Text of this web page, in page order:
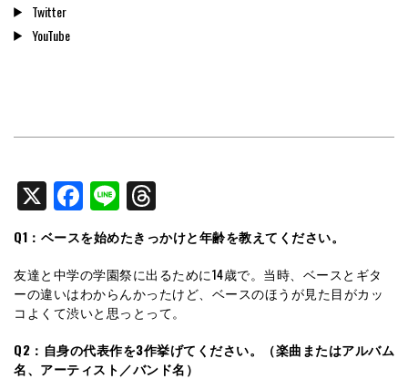
Twitter
YouTube
X Facebook
Line
Q1：ベースを始めたきっかけと年齢を教えてください。
友達と中学の学園祭に出るために14歳で。当時、ベースとギタ
ーの違いはわからんかったけど、ベースのほうが見た目がカッ
コよくて渋いと思っとって。
Q2：自身の代表作を3作挙げてください。（楽曲またはアルバム
名、アーティスト／バンド名）